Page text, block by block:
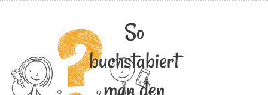
So
buchstabiert